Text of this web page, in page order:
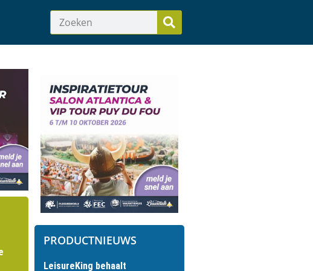
PRODUCTNIEUWS
LeisureKing behaalt